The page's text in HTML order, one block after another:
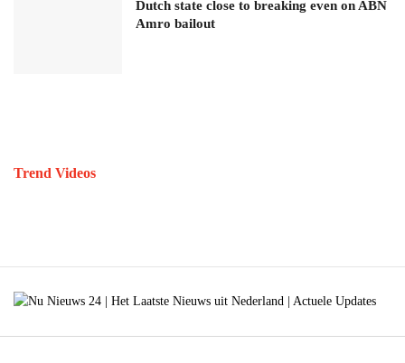
Dutch state close to breaking even on ABN
Amro bailout
Trend Videos